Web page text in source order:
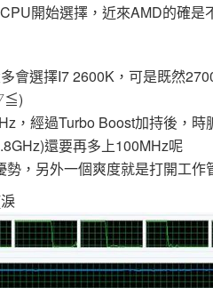
開始選擇，近來AMD的確
會選擇I7 2600K，可是既然
，經過Turbo Boost加持後，時
還要再多上100MHz呢
，另外一個爽度就是打開工作